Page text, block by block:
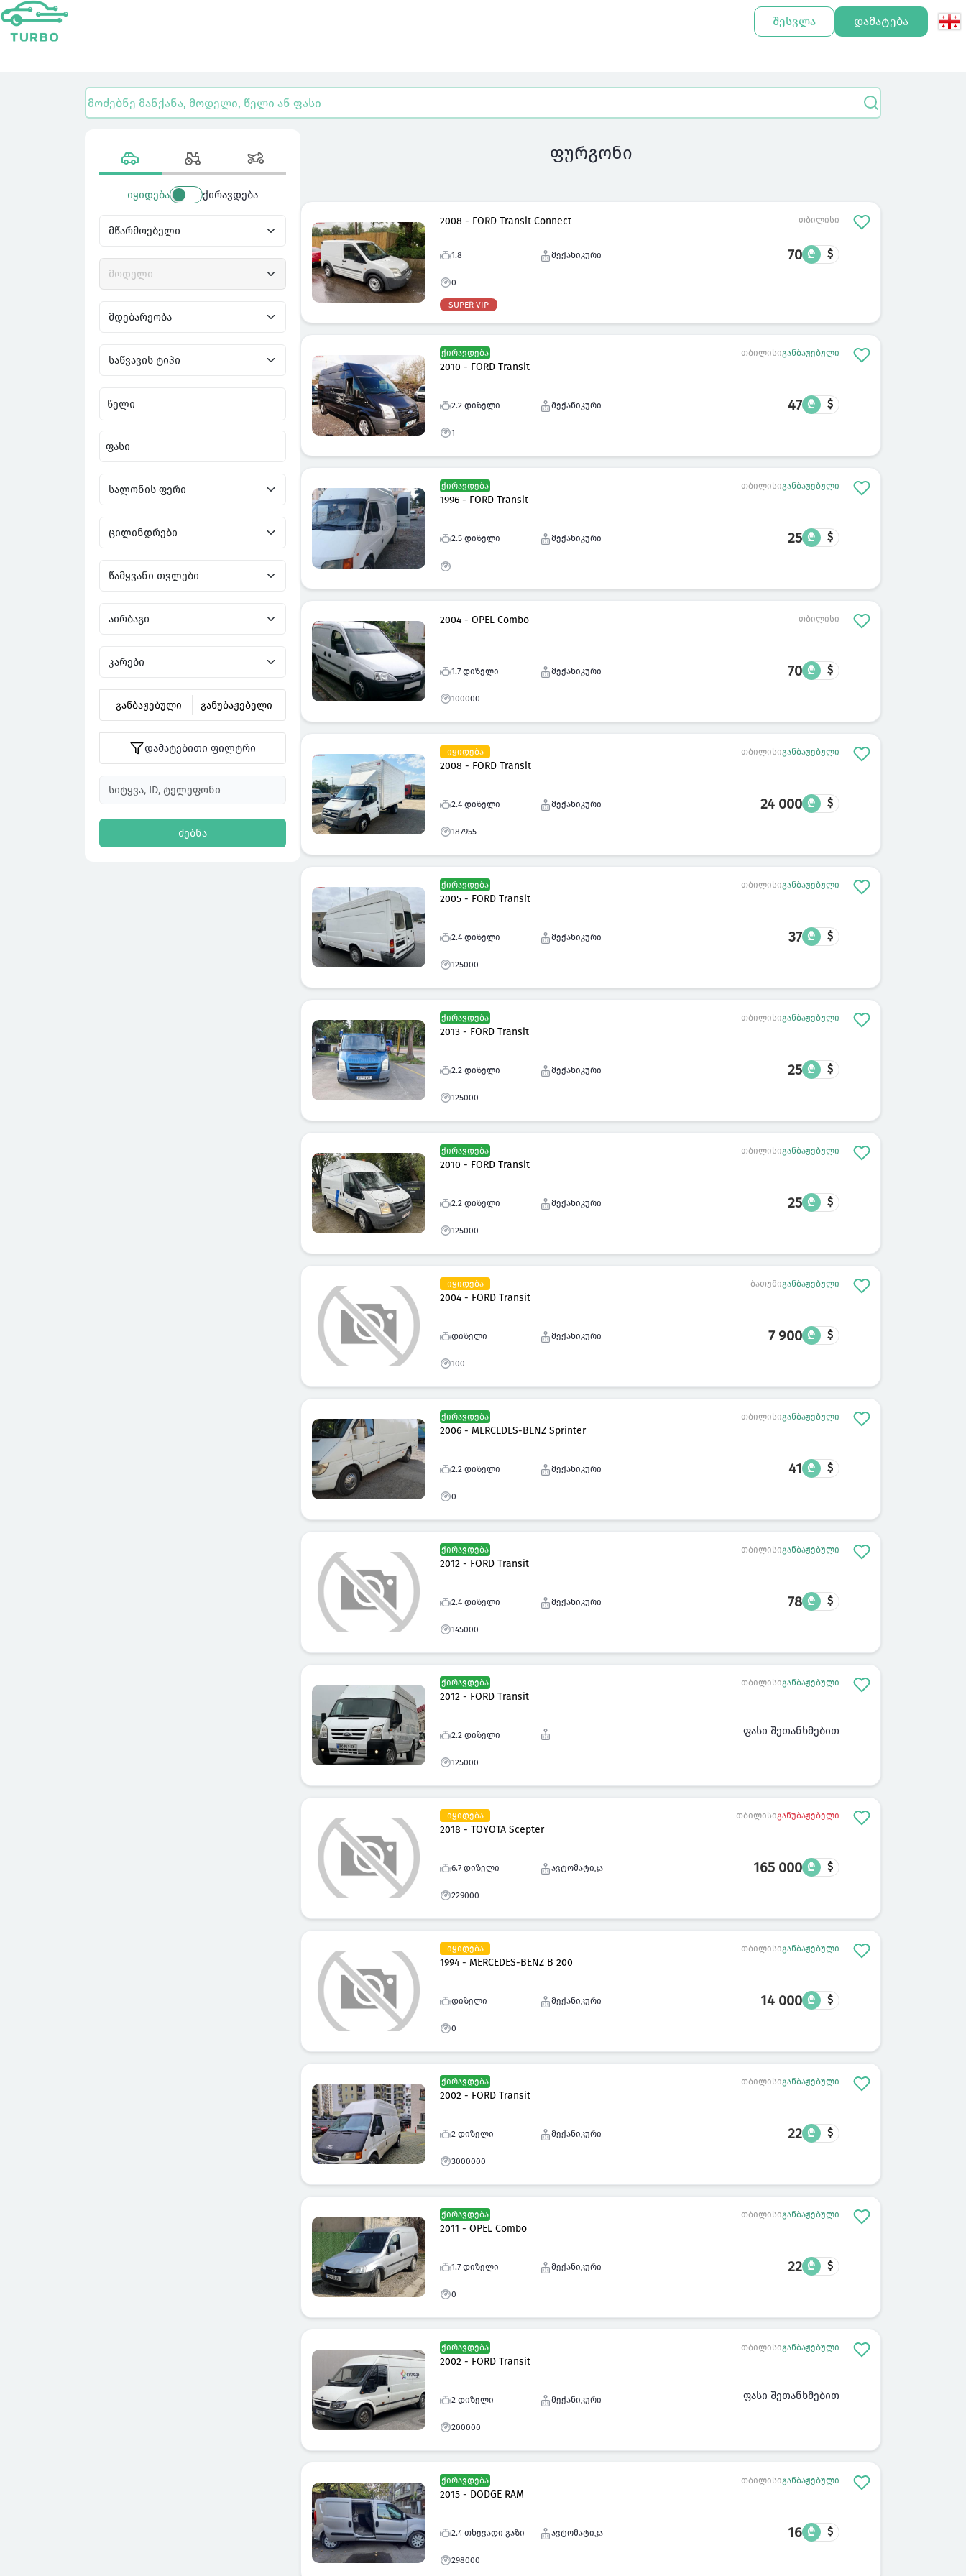
შესვლა დამატება
იყიდება ქირავდება
წელი
ფასი
განბაჟებული განუბაჟებელი
დამატებითი ფილტრი
ძებნა
ფურგონი
2008 - FORD Transit Connect თბილისი
1.8
0
მექანიკური 70 ₾ $
SUPER VIP
ქირავდება
2010 - FORD Transit
თბილისიგანბაჟებული
2.2 დიზელი
1
მექანიკური 47 ₾ $
ქირავდება
1996 - FORD Transit
თბილისიგანბაჟებული
2.5 დიზელი მექანიკური 25 ₾ $
2004 - OPEL Combo თბილისი
1.7 დიზელი
100000
მექანიკური 70 ₾ $
იყიდება
2008 - FORD Transit
თბილისიგანბაჟებული
2.4 დიზელი
187955
მექანიკური 24 000 ₾ $
ქირავდება
2005 - FORD Transit
თბილისიგანბაჟებული
2.4 დიზელი
125000
მექანიკური 37 ₾ $
ქირავდება
2013 - FORD Transit
თბილისიგანბაჟებული
2.2 დიზელი
125000
მექანიკური 25 ₾ $
ქირავდება
2010 - FORD Transit
თბილისიგანბაჟებული
2.2 დიზელი
125000
მექანიკური 25 ₾ $
იყიდება
2004 - FORD Transit
ბათუმიგანბაჟებული
დიზელი
100
მექანიკური 7 900 ₾ $
ქირავდება
2006 - MERCEDES-BENZ Sprinter
თბილისიგანბაჟებული
2.2 დიზელი
0
მექანიკური 41 ₾ $
ქირავდება
2012 - FORD Transit
თბილისიგანბაჟებული
2.4 დიზელი
145000
მექანიკური 78 ₾ $
ქირავდება
2012 - FORD Transit
თბილისიგანბაჟებული
2.2 დიზელი
125000
ფასი შეთანხმებით
იყიდება
2018 - TOYOTA Scepter
თბილისიგანუბაჟებელი
6.7 დიზელი
229000
ავტომატიკა 165 000 ₾ $
იყიდება
1994 - MERCEDES-BENZ B 200
თბილისიგანბაჟებული
დიზელი
0
მექანიკური 14 000 ₾ $
ქირავდება
2002 - FORD Transit
თბილისიგანბაჟებული
2 დიზელი
3000000
მექანიკური 22 ₾ $
ქირავდება
2011 - OPEL Combo
თბილისიგანბაჟებული
1.7 დიზელი
0
მექანიკური 22 ₾ $
ქირავდება
2002 - FORD Transit
თბილისიგანბაჟებული
2 დიზელი
200000
მექანიკური ფასი შეთანხმებით
ქირავდება
2015 - DODGE RAM
თბილისიგანბაჟებული
2.4 თხევადი გაზი
298000
ავტომატიკა 16 ₾ $